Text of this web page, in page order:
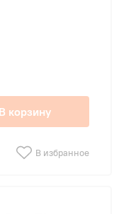
В корзину
В избранное